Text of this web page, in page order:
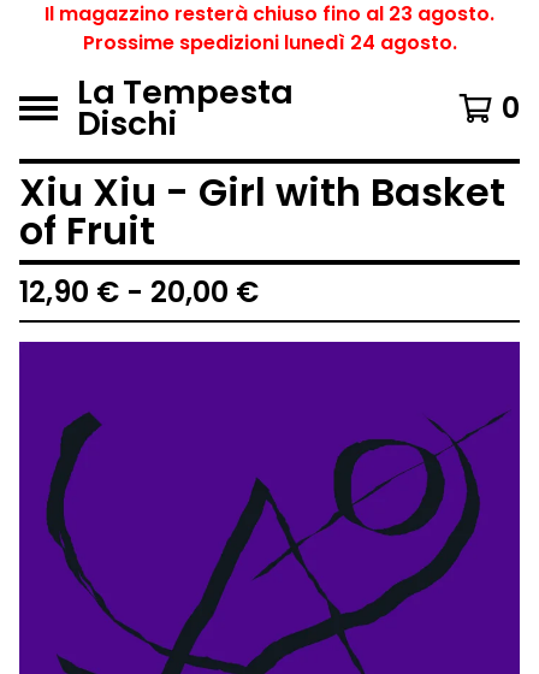
Il magazzino resterà chiuso fino al 23 agosto.
Prossime spedizioni lunedì 24 agosto.
La Tempesta
Dischi 0
Xiu Xiu - Girl with Basket
of Fruit
12,90 € - 20,00 €